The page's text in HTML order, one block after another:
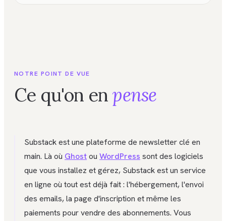
NOTRE POINT DE VUE
Ce qu'on enpense
Substack est une plateforme de newsletter clé en
main. Là où Ghostou WordPress sont des logiciels
que vous installez et gérez, Substack est un service
en ligne où tout est déjà fait : l'hébergement, l'envoi
des emails, la page d'inscription et même les
paiements pour vendre des abonnements. Vous